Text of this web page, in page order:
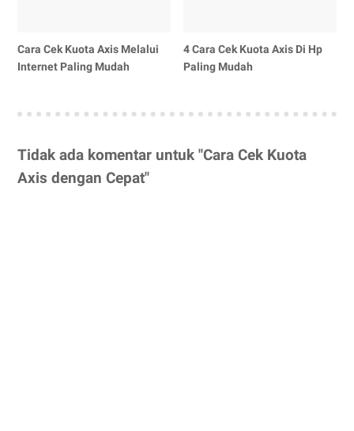
Cara Cek Kuota Axis Melalui
Internet Paling Mudah
4 Cara Cek Kuota Axis Di Hp
Paling Mudah
Tidak ada komentar untuk "Cara Cek Kuota
Axis dengan Cepat"